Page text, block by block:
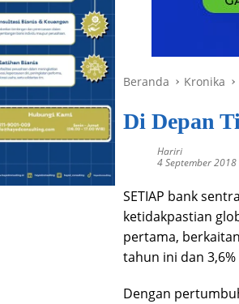
Beranda Kronika
Di Depan
Hariri
4 September 2018
SETIAP bank
ketidakpastian
pertama,
tahun ini dan
Dengan